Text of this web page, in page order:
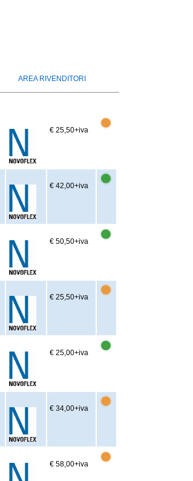
AREA RIVENDITORI
€ 25,50+iva
€ 42,00+iva
€ 50,50+iva
€ 25,50+iva
€ 25,00+iva
€ 34,00+iva
€ 58,00+iva